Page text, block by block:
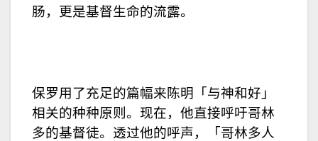
肠，更是基督生命的流露。
保罗用了充足的篇幅来陈明「与神和好」
相关的种种原则。现在，他直接呼吁哥林
多的基督徒。透过他的呼声，「哥林多人